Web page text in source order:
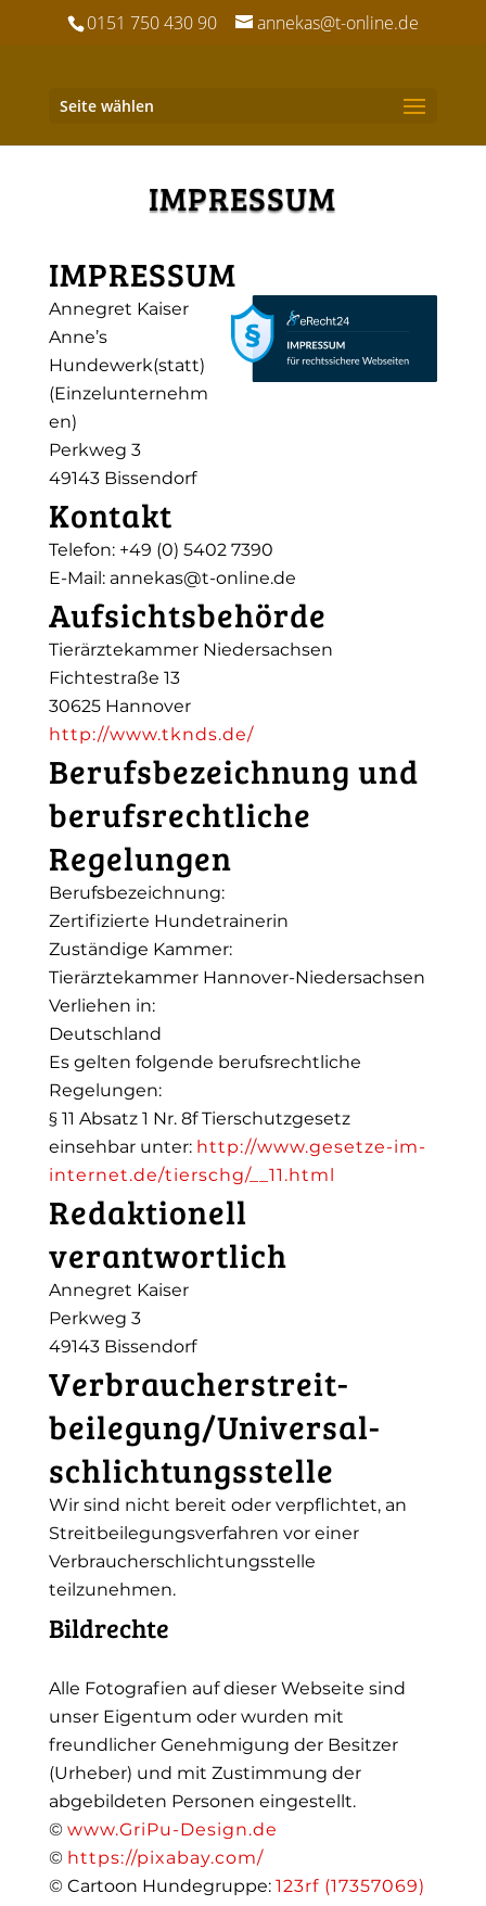
0151 750 430 90 annekas@t-online.de
Seite wählen
IMPRESSUM
IMPRESSUM
Annegret Kaiser
Anne’s
Hundewerk(statt)
(Einzelunternehm
en)
Perkweg 3
49143 Bissendorf
Kontakt
Telefon: +49 (0) 5402 7390
E-Mail: annekas@t-online.de
Aufsichtsbehörde
Tierärztekammer Niedersachsen
Fichtestraße 13
30625 Hannover
http://www.tknds.de/
Berufsbezeichnung und
berufsrechtliche
Regelungen
Berufsbezeichnung:
Zertifizierte Hundetrainerin
Zuständige Kammer:
Tierärztekammer Hannover-Niedersachsen
Verliehen in:
Deutschland
Es gelten folgende berufsrechtliche
Regelungen:
§ 11 Absatz 1 Nr. 8f Tierschutzgesetz
einsehbar unter: http://www.gesetze-im-
internet.de/tierschg/__11.html
Redaktionell
verantwortlich
Annegret Kaiser
Perkweg 3
49143 Bissendorf
Verbraucher­streit­
beilegung/Universal­
schlichtungs­stelle
Wir sind nicht bereit oder verpflichtet, an
Streitbeilegungsverfahren vor einer
Verbraucherschlichtungsstelle
teilzunehmen.
Bildrechte
Alle Fotografien auf dieser Webseite sind
unser Eigentum oder wurden mit
freundlicher Genehmigung der Besitzer
(Urheber) und mit Zustimmung der
abgebildeten Personen eingestellt.
© www.GriPu-Design.de
© https://pixabay.com/
© Cartoon Hundegruppe: 123rf (17357069)